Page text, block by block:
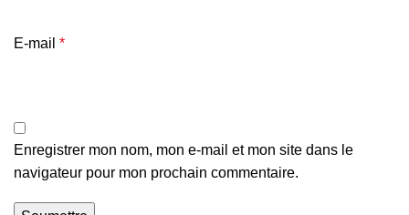
E-mail *
Enregistrer mon nom, mon e-mail et mon site dans le
navigateur pour mon prochain commentaire.